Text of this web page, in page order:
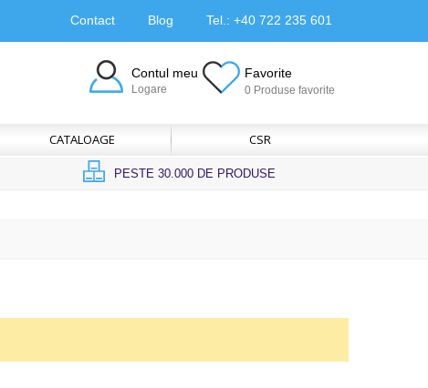
Tel.: +40 722 235 601
Blog
Contact
Contul meu
Logare
Favorite
0 Produse favorite
CATALOAGE CSR
PESTE 30.000 DE PRODUSE